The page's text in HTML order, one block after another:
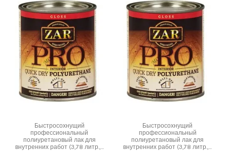
Быстросохнущий
профессиональный
полиуретановый лак для
внутренних работ (3,78 литр.,...
Быстросохнущий
профессиональный
полиуретановый лак для
внутренних работ (3,78 литр.,...